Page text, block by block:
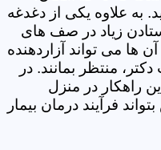
به علاوه یکی از دغدغه
زیاد در صف های
ها می تواند آزاردهنده
منتظر بمانند. در
راهکار در منزل
فرآیند درمان بیمار